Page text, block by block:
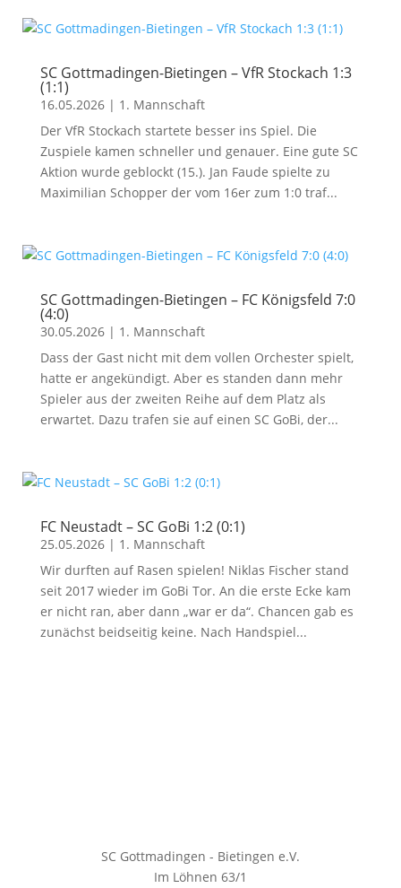
SC Gottmadingen-Bietingen – VfR Stockach 1:3
(1:1)
16.05.2026| 1. Mannschaft
Der VfR Stockach startete besser ins Spiel. Die
Zuspiele kamen schneller und genauer. Eine gute SC
Aktion wurde geblockt (15.). Jan Faude spielte zu
Maximilian Schopper der vom 16er zum 1:0 traf...
SC Gottmadingen-Bietingen – FC Königsfeld 7:0
(4:0)
30.05.2026| 1. Mannschaft
Dass der Gast nicht mit dem vollen Orchester spielt,
hatte er angekündigt. Aber es standen dann mehr
Spieler aus der zweiten Reihe auf dem Platz als
erwartet. Dazu trafen sie auf einen SC GoBi, der...
FC Neustadt – SC GoBi 1:2 (0:1)
25.05.2026| 1. Mannschaft
Wir durften auf Rasen spielen! Niklas Fischer stand
seit 2017 wieder im GoBi Tor. An die erste Ecke kam
er nicht ran, aber dann „war er da“. Chancen gab es
zunächst beidseitig keine. Nach Handspiel...
SC Gottmadingen - Bietingen e.V.
Im Löhnen 63/1